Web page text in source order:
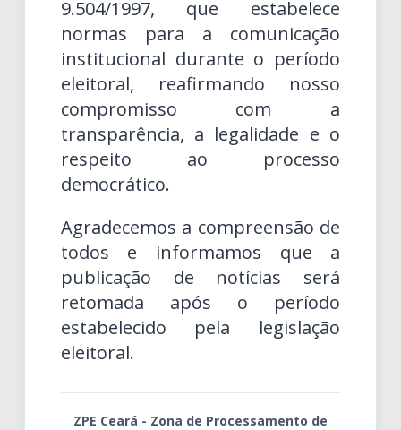
9.504/1997, que estabelece
normas para a comunicação
institucional durante o período
eleitoral, reafirmando nosso
compromisso com a
transparência, a legalidade e o
respeito ao processo
democrático.
Agradecemos a compreensão de
todos e informamos que a
publicação de notícias será
retomada após o período
estabelecido pela legislação
eleitoral.
ZPE Ceará - Zona de Processamento de